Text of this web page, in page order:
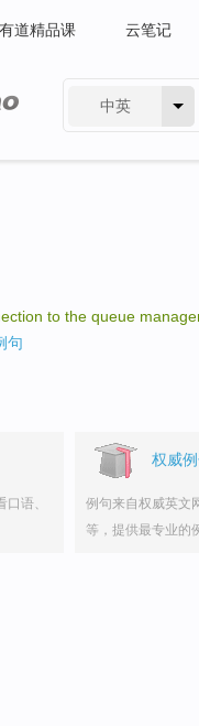
有道精品课 云笔记
中英
to the queue
句
语、
权威
例句来自权威英文
等，提供最专业的